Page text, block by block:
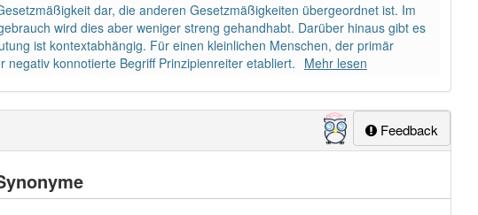
dar, die anderen Gesetzmäßigkeiten übergeordnet ist. Im
wird dies aber weniger streng gehandhabt. Darüber hinaus gibt es
ist kontextabhängig. Für einen kleinlichen Menschen, der primär
konnotierte Begriff Prinzipienreiter etabliert. Mehr lesen
Feedback